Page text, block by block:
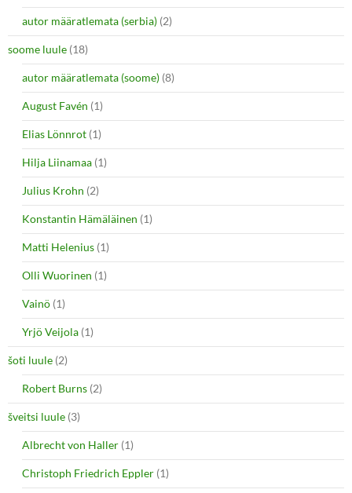
autor määratlemata (serbia) (2)
soome luule (18)
autor määratlemata (soome) (8)
August Favén (1)
Elias Lönnrot (1)
Hilja Liinamaa (1)
Julius Krohn (2)
Konstantin Hämäläinen (1)
Matti Helenius (1)
Olli Wuorinen (1)
Vainö (1)
Yrjö Veijola (1)
šoti luule (2)
Robert Burns (2)
šveitsi luule (3)
Albrecht von Haller (1)
Christoph Friedrich Eppler (1)